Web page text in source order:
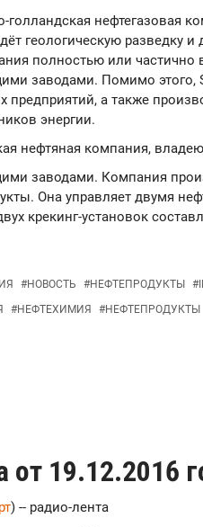
голландская нефтегазовая
геологическую разведку и
полностью или частично
заводами. Помимо этого,
предприятий, а также
энергии.
нефтяная компания,
заводами. Компания
Она управляет двумя
крекинг-установок
#НОВОСТЬ #НЕФТЕПРОДУКТЫ #
#НЕФТЕХИМИЯ #НЕФТЕПРОДУКТЫ
от 19.12.2016
) -- радио-лента